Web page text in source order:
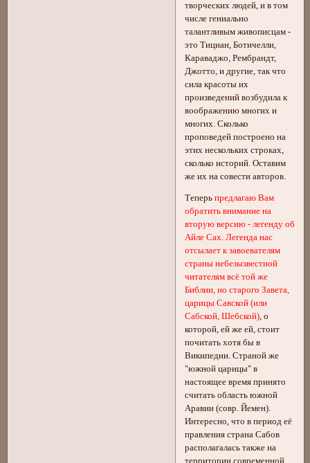
творческих людей, и в том
числе гениально
талантливым живописцам -
это Тициан, Ботичелли,
Караваджо, Рембрандт,
Джотто, и другие, так что
сила красоты их
произведений возбудила к
воображению многих и
многих. Сколько
проповедей построено на
этих нескольких строках,
сколько историй. Оставим
же их на совести авторов.
Теперьпредлагаю Вам
обратить внимание на
вторую версию - легенду об
Айле Сах. Легенда нас
отсылает к завоевателям
страны небезызвестной
читателям всё той же
Библии, но старого Завета,
царицы Савской (или
Сабской, Шебской), о
которой, ей же ей, стоит
почитать хотя бы в
Википедии. Страной же
"южной царицы" в
настоящее время принято
считать область южной
Аравии (совр. Йемен).
Интересно, что в период её
правления страна Сабов
располагалась также на